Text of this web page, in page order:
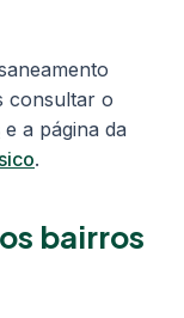
consultar o
e a página da
.
bairros